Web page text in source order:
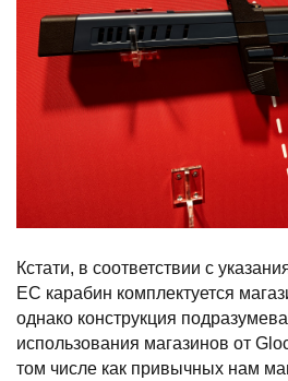
Кстати, в соответствии с
ЕС карабин комплектуется
однако конструкция
использования магазинов от
том числе как привычных нам